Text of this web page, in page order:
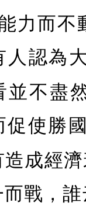
力而不
人認為
並不盡
促使勝
成經
戰，